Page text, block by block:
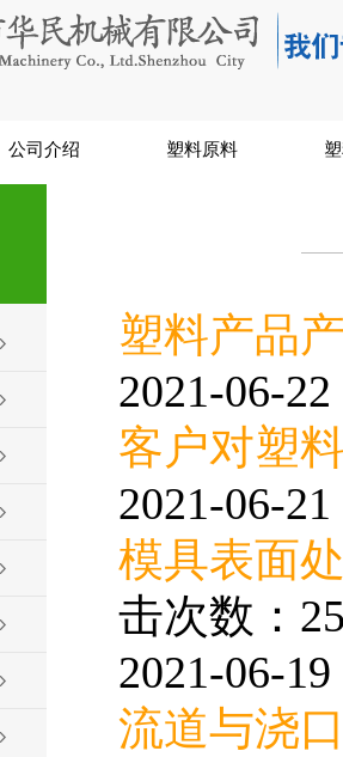
公司介绍 塑料原料
塑料产品
2021-06-
客户对塑
2021-06-
模具表面
击次数：
2021-06-
流道与浇